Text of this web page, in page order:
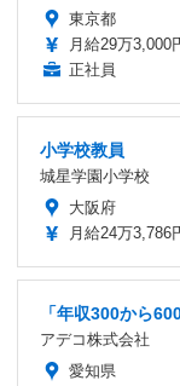
東京都
月給29万3,000
正社員
小学校教員
城星学園小学校
大阪府
月給24万3,786
「年収300から
アデコ株式会社
愛知県